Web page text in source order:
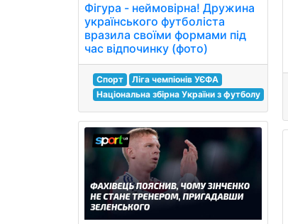
Фігура - неймовірна! Дружина
українського футболіста
вразила своїми формами під
час відпочинку (фото)
Спорт
Ліга чемпіонів УЄФА
Національна збірна України з футболу